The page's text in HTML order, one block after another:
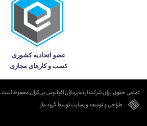
تمامی حقوق برای شرکت ایده‌پردازان اقیانوس بی‌کران محفوظ است.
طراحی و توسعه وبسایت توسط گروه ماز